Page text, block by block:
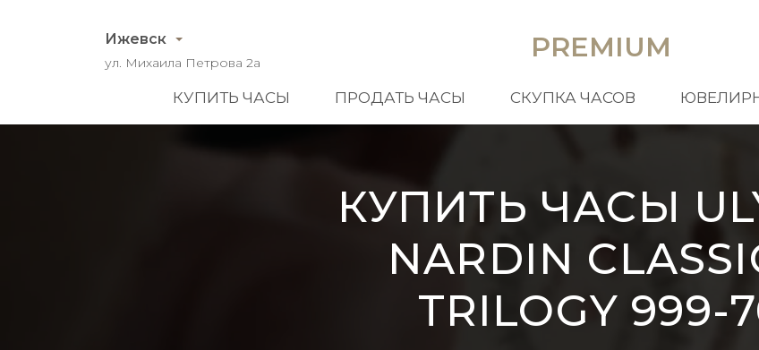
Ижевск
ул. Михаила Петрова 2а PREMIUM
КУПИТЬ ЧАСЫ ПРОДАТЬ ЧАСЫ СКУПКА ЧАСОВ
КУПИТЬ ЧАСЫ
NARDIN
TRILOGY 999-